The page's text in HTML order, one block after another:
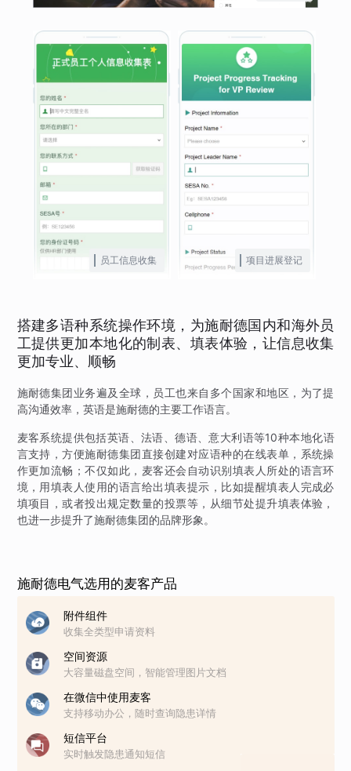
员工信息收集 项目进展登记
搭建多语种系统操作环境，为施耐德国内和海外员
工提供更加本地化的制表、填表体验，让信息收集
更加专业、顺畅
施耐德集团业务遍及全球，员工也来自多个国家和地区，为了提
高沟通效率，英语是施耐德的主要工作语言。
麦客系统提供包括英语、法语、德语、意大利语等10种本地化语
言支持，方便施耐德集团直接创建对应语种的在线表单，系统操
作更加流畅；不仅如此，麦客还会自动识别填表人所处的语言环
境，用填表人使用的语言给出填表提示，比如提醒填表人完成必
填项目，或者投出规定数量的投票等，从细节处提升填表体验，
也进一步提升了施耐德集团的品牌形象。
施耐德电气选用的麦客产品
附件组件
收集全类型申请资料
空间资源
大容量磁盘空间，智能管理图片文档
在微信中使用麦客
支持移动办公，随时查询隐患详情
短信平台
实时触发隐患通知短信